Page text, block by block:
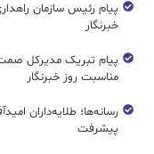
پیام رئیس سازمان
خبرنگار
پیام تبریک مدیرکل
مناسبت روز خبرنگار
رسانه‌ها؛ طلایه‌داران
پیشرفت